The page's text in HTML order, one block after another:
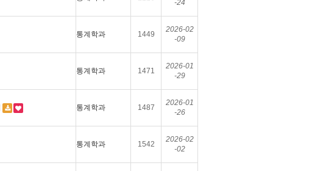
-24
통계학과 1449
2026-02
-09
통계학과 1471
2026-01
-29
통계학과 1487
2026-01
-26
통계학과 1542
2026-02
-02